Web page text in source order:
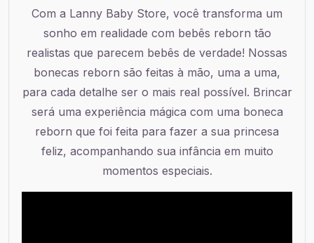
Com a Lanny Baby Store, você transforma um
sonho em realidade com bebês reborn tão
realistas que parecem bebês de verdade! Nossas
bonecas reborn são feitas à mão, uma a uma,
para cada detalhe ser o mais real possível. Brincar
será uma experiência mágica com uma boneca
reborn que foi feita para fazer a sua princesa
feliz, acompanhando sua infância em muito
momentos especiais.